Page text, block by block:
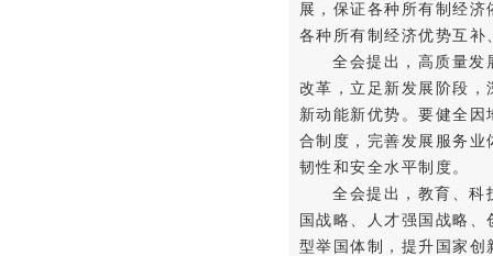
展，保证各种所有制经
各种所有制经济优势互
全会提出，高质量发
改革，立足新发展阶段
新动能新优势。要健全
合制度，完善发展服务
韧性和安全水平制度。
全会提出，教育、科
国战略、人才强国战略
型举国体制，提升国家